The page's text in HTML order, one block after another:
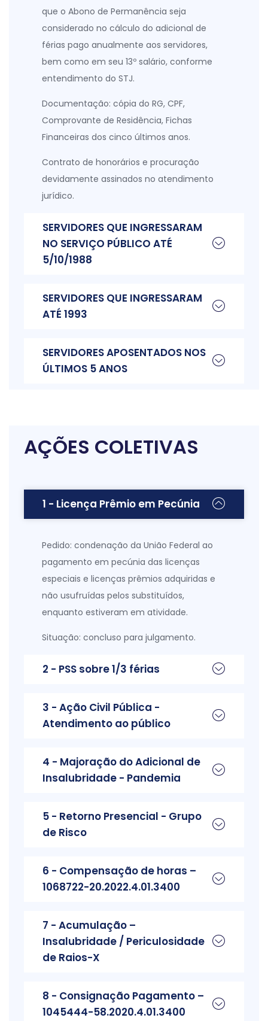
que o Abono de Permanência seja
considerado no cálculo do adicional de
férias pago anualmente aos servidores,
bem como em seu 13º salário, conforme
entendimento do STJ.
Documentação: cópia do RG, CPF,
Comprovante de Residência, Fichas
Financeiras dos cinco últimos anos.
Contrato de honorários e procuração
devidamente assinados no atendimento
jurídico.
SERVIDORES QUE INGRESSARAM
NO SERVIÇO PÚBLICO ATÉ
5/10/1988
SERVIDORES QUE INGRESSARAM
ATÉ 1993
SERVIDORES APOSENTADOS NOS
ÚLTIMOS 5 ANOS
AÇÕES COLETIVAS
1 - Licença Prêmio em Pecúnia
Pedido: condenação da União Federal ao
pagamento em pecúnia das licenças
especiais e licenças prêmios adquiridas e
não usufruídas pelos substituídos,
enquanto estiveram em atividade.
Situação: concluso para julgamento.
2 - PSS sobre 1/3 férias
3 - Ação Civil Pública -
Atendimento ao público
4 - Majoração do Adicional de
Insalubridade - Pandemia
5 - Retorno Presencial - Grupo
de Risco
6 - Compensação de horas –
1068722-20.2022.4.01.3400
7 - Acumulação –
Insalubridade / Periculosidade
de Raios-X
8 - Consignação Pagamento –
1045444-58.2020.4.01.3400